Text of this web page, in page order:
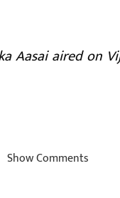
Aasai aired on
Show Comments